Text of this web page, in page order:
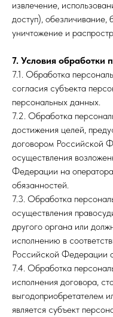
извлечение,
доступ), обезличивание,
уничтожение и
7. Условия обработки
7.1. Обработка
согласия субъекта
персональных данных.
7.2. Обработка
достижения целей,
договором Российской
осуществления
Федерации на
обязанностей.
7.3. Обработка
осуществления
другого органа или
исполнению в
Российской Федерации
7.4. Обработка
исполнения договора,
выгодоприобретателем
является субъект